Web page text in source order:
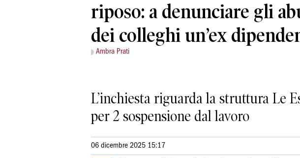
riposo: a denunciare gli
dei colleghi un’ex
Ambra Prati
L’inchiesta riguarda la struttura Le
per 2 sospensione dal lavoro
06 dicembre 2025 15:17